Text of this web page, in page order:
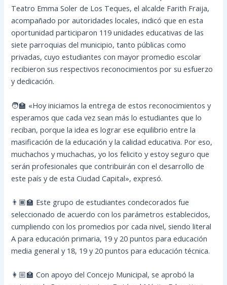
Teatro Emma Soler de Los Teques, el alcalde Farith Fraija,
acompañado por autoridades locales, indicó que en esta
oportunidad participaron 119 unidades educativas de las
siete parroquias del municipio, tanto públicas como
privadas, cuyo estudiantes con mayor promedio escolar
recibieron sus respectivos reconocimientos por su esfuerzo
y dedicación.
🧑‍🏫 «Hoy iniciamos la entrega de estos reconocimientos y
esperamos que cada vez sean más lo estudiantes que lo
reciban, porque la idea es lograr ese equilibrio entre la
masificación de la educación y la calidad educativa. Por eso,
muchachos y muchachas, yo los felicito y estoy seguro que
serán profesionales que contribuirán con el desarrollo de
este país y de esta Ciudad Capital», expresó.
👨🏾‍🏫 Este grupo de estudiantes condecorados fue
seleccionado de acuerdo con los parámetros establecidos,
cumpliendo con los promedios por cada nivel, siendo literal
A para educación primaria, 19 y 20 puntos para educación
media general y 18, 19 y 20 puntos para educación técnica.
👩🏼‍🏫 Con apoyo del Concejo Municipal, se aprobó la